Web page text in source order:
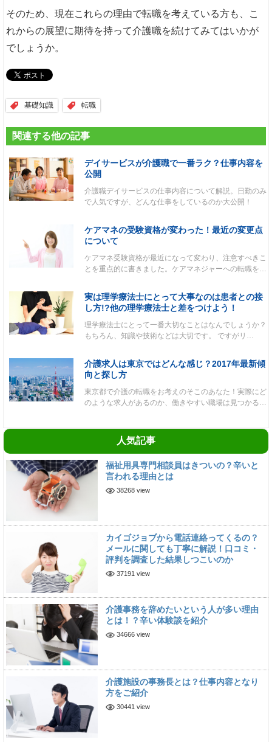
そのため、現在これらの理由で転職を考えている方も、こ
れからの展望に期待を持って介護職を続けてみてはいかが
でしょうか。
基礎知識 転職
関連する他の記事
デイサービスが介護職で一番ラク？仕事内容を
公開
介護職デイサービスの仕事内容について解説。日勤のみ
で人気ですが、どんな仕事をしているのか大公開！
ケアマネの受験資格が変わった！最近の変更点
について
ケアマネ受験資格が最近になって変わり、注意すべきこ
とを重点的に書きました。ケアマネジャーへの転職を…
実は理学療法士にとって大事なのは患者との接
し方!?他の理学療法士と差をつけよう！
理学療法士にとって一番大切なことはなんでしょうか？
もちろん、知識や技術などは大切です。 ですがリ…
介護求人は東京ではどんな感じ？2017年最新傾
向と探し方
東京都で介護の転職をお考えのそこのあなた！実際にど
のような求人があるのか、働きやすい職場は見つかる…
人気記事
福祉用具専門相談員はきついの？辛いと
言われる理由とは
38268 view
カイゴジョブから電話連絡ってくるの？
メールに関しても丁寧に解説！口コミ・
評判を調査した結果しつこいのか
37191 view
介護事務を辞めたいという人が多い理由
とは！？辛い体験談を紹介
34666 view
介護施設の事務長とは？仕事内容となり
方をご紹介
30441 view